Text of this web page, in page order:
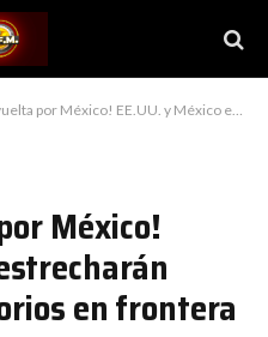
EE.UU. y México estrecharán controles migratorios en frontera
México!
en frontera